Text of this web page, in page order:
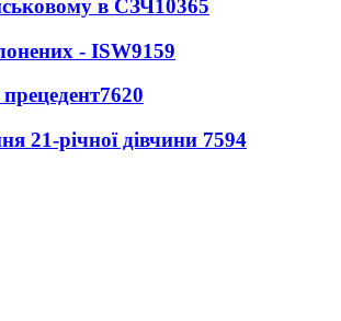
в СЗЧ 10365
- ISW9159
7620
21-річної дівчини 7594